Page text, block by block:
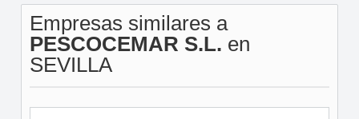
Empresas similares a
PESCOCEMAR S.L. en
SEVILLA